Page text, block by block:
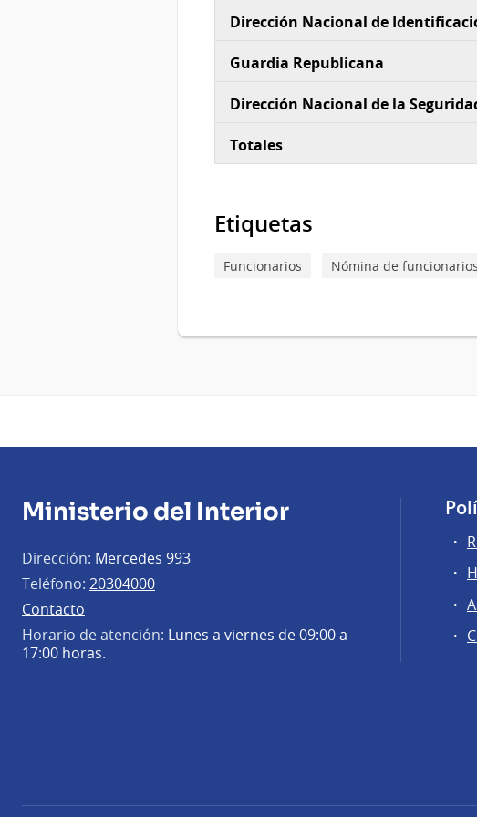
Dirección Nacional de
Guardia Republicana
Dirección Nacional de la
Totales
Etiquetas
Funcionarios Nómina de funcionarios
Ministerio del Interior
Dirección: Mercedes 993
Teléfono: 20304000
Contacto
Horario de atención: Lunes a viernes de 09:00 a
17:00 horas.